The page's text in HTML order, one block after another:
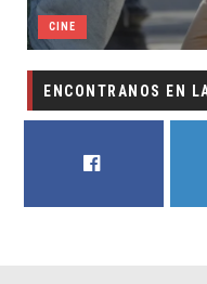
CINE
ENCONTRANOS EN